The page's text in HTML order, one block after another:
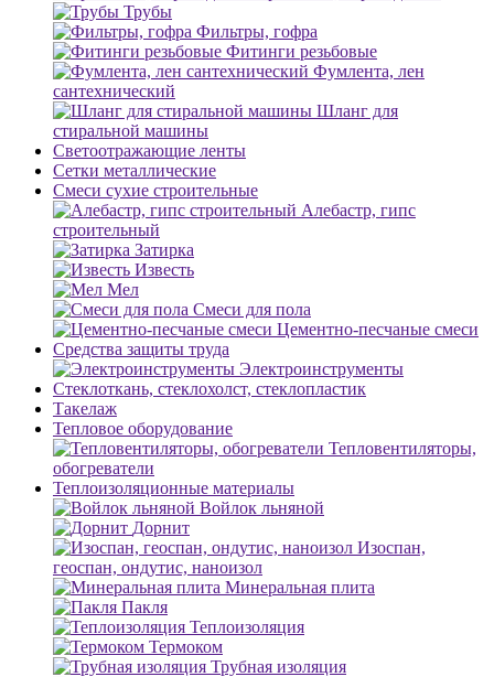
Трубы
Фильтры, гофра
Фитинги резьбовые
Фумлента, лен
сантехнический
Шланг для
стиральной машины
Светоотражающие ленты
Сетки металлические
Смеси сухие строительные
Алебастр, гипс
строительный
Затирка
Известь
Мел
Смеси для пола
Цементно-песчаные смеси
Средства защиты труда
Электроинструменты
Стеклоткань, стеклохолст, стеклопластик
Такелаж
Тепловое оборудование
Тепловентиляторы,
обогреватели
Теплоизоляционные материалы
Войлок льняной
Дорнит
Изоспан,
геоспан, ондутис, наноизол
Минеральная плита
Пакля
Теплоизоляция
Термоком
Трубная изоляция